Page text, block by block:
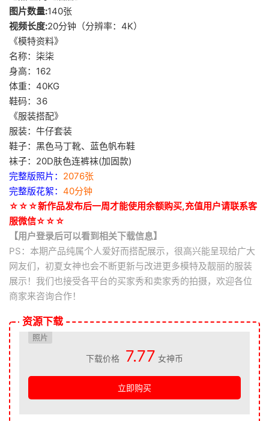
图片数量:140张
视频长度:20分钟（分辨率：4K）
《模特资料》
名称：柒柒
身高：162
体重：40KG
鞋码：36
《服装搭配》
服装：牛仔套装
鞋子：黑色马丁靴、蓝色帆布鞋
袜子：20D肤色连裤袜(加固款)
完整版照片： 2076张
完整版花絮： 40分钟
☆☆☆新作品发布后一周才能使用余额购买,充值用户请联系客
服微信☆☆☆
【用户登录后可以看到相关下载信息】
PS：本期产品纯属个人爱好而搭配展示，很高兴能呈现给广大
网友们，初夏女神也会不断更新与改进更多模特及靓丽的服装
展示！我们也接受各平台的买家秀和卖家秀的拍摄，欢迎各位
商家来咨询合作！
资源下载
照片
下载价格 7.77 女神币
立即购买